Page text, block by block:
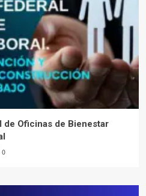
de Oficinas de Bienestar
0